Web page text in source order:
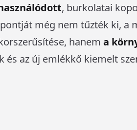
, burkolatai
még nem tűzték ki, a
hanem a
és az új emlékkő kiemelt